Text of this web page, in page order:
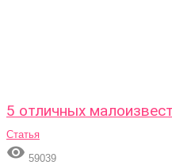
5 отличных
Статья
 59039